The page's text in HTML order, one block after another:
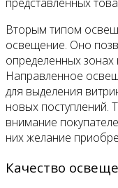
Вторым типом
освещение. Оно
определенных зонах
Направленное
для выделения
новых поступлений.
внимание
них желание
Качество